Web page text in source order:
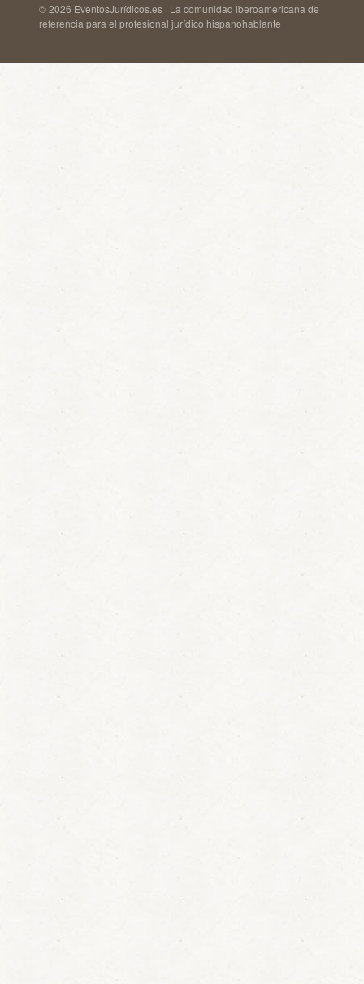
© 2026 EventosJurídicos.es · La comunidad iberoamericana de
referencia para el profesional jurídico hispanohablante